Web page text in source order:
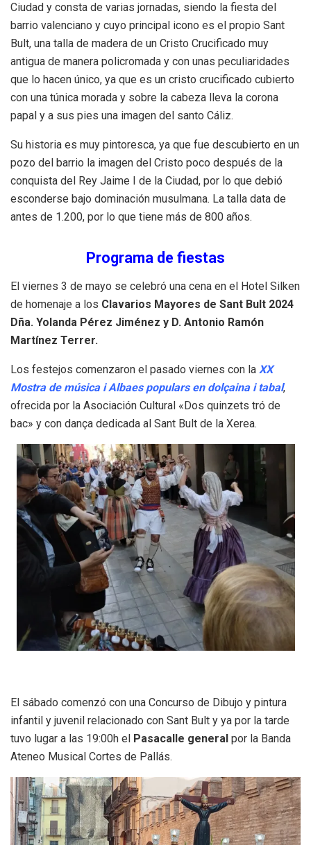
Ciudad y consta de varias jornadas, siendo la fiesta del
barrio valenciano y cuyo principal icono es el propio Sant
Bult, una talla de madera de un Cristo Crucificado muy
antigua de manera policromada y con unas peculiaridades
que lo hacen único, ya que es un cristo crucificado cubierto
con una túnica morada y sobre la cabeza lleva la corona
papal y a sus pies una imagen del santo Cáliz.
Su historia es muy pintoresca, ya que fue descubierto en un
pozo del barrio la imagen del Cristo poco después de la
conquista del Rey Jaime I de la Ciudad, por lo que debió
esconderse bajo dominación musulmana. La talla data de
antes de 1.200, por lo que tiene más de 800 años.
Programa de fiestas
El viernes 3 de mayo se celebró una cena en el Hotel Silken
de homenaje a los Clavarios Mayores de Sant Bult 2024
Dña. Yolanda Pérez Jiménez y D. Antonio Ramón
Martínez Terrer.
Los festejos comenzaron el pasado viernes con la XX
Mostra de música i Albaes populars en dolçaina i tabal,
ofrecida por la Asociación Cultural «Dos quinzets tró de
bac» y con dança dedicada al Sant Bult de la Xerea.
El sábado comenzó con una Concurso de Dibujo y pintura
infantil y juvenil relacionado con Sant Bult y ya por la tarde
tuvo lugar a las 19:00h el Pasacalle general por la Banda
Ateneo Musical Cortes de Pallás.